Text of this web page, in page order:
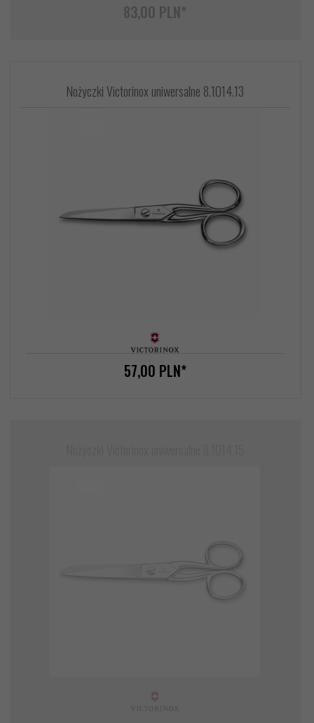
83,00 PLN*
Nożyczki Victorinox uniwersalne 8.1014.13
57,00 PLN*